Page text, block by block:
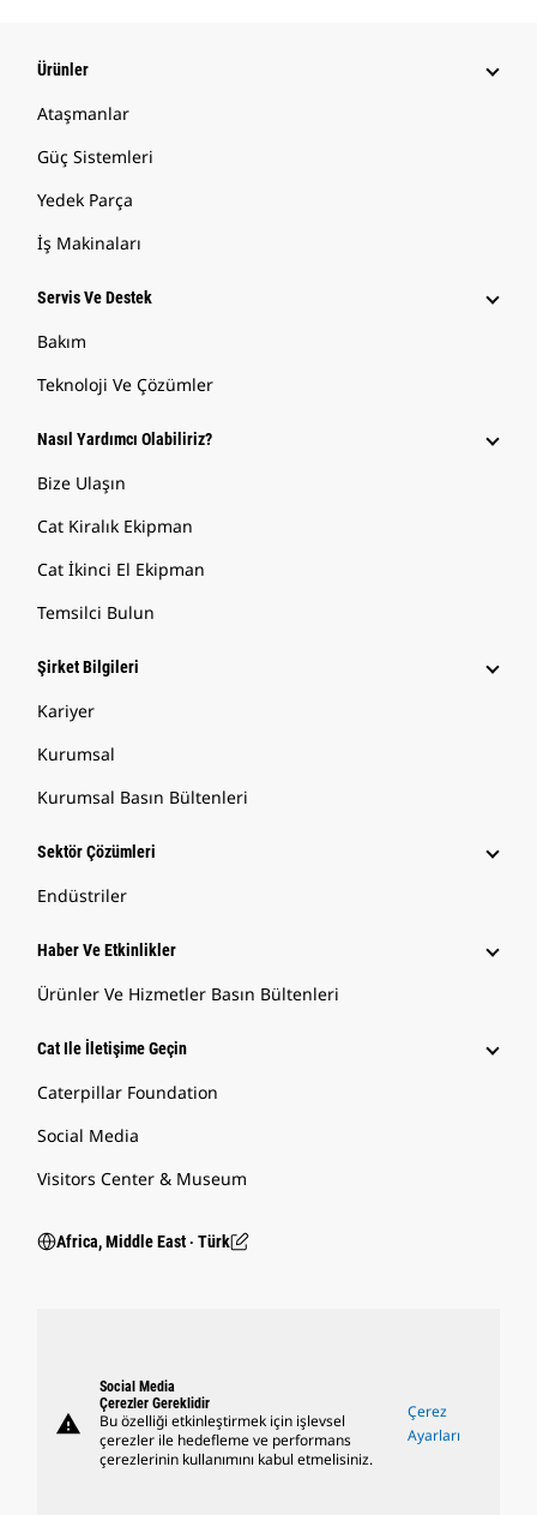
Ürünler
Ataşmanlar
Güç Sistemleri
Yedek Parça
İş Makinaları
Servis Ve Destek
Bakım
Teknoloji Ve Çözümler
Nasıl Yardımcı Olabiliriz?
Bize Ulaşın
Cat Kiralık Ekipman
Cat İkinci El Ekipman
Temsilci Bulun
Şirket Bilgileri
Kariyer
Kurumsal
Kurumsal Basın Bültenleri
Sektör Çözümleri
Endüstriler
Haber Ve Etkinlikler
Ürünler Ve Hizmetler Basın Bültenleri
Cat Ile İletişime Geçin
Caterpillar Foundation
Social Media
Visitors Center & Museum
Africa, Middle East ‧ Türk
warning
Social Media
Çerezler Gereklidir
Bu özelliği etkinleştirmek için işlevsel
çerezler ile hedefleme ve performans
çerezlerinin kullanımını kabul etmelisiniz.
Çerez
Ayarları